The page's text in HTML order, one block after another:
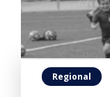
Regional